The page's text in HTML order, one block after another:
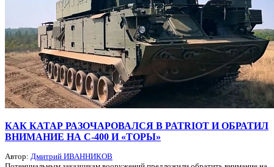
КАК КАТАР РАЗОЧАРОВАЛСЯ В PATRIOT И ОБРАТИЛ
ВНИМАНИЕ НА С-400 И «ТОРЫ»
Автор: Дмитрий ИВАННИКОВ